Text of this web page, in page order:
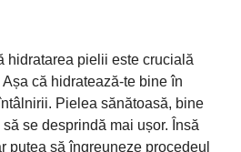
hidratarea pielii este crucială
că hidratează-te bine în
Pielea sănătoasă, bine
se desprindă mai ușor. Însă
putea să îngreuneze procedeul